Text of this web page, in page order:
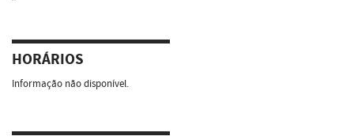
HORÁRIOS
Informação não disponível.